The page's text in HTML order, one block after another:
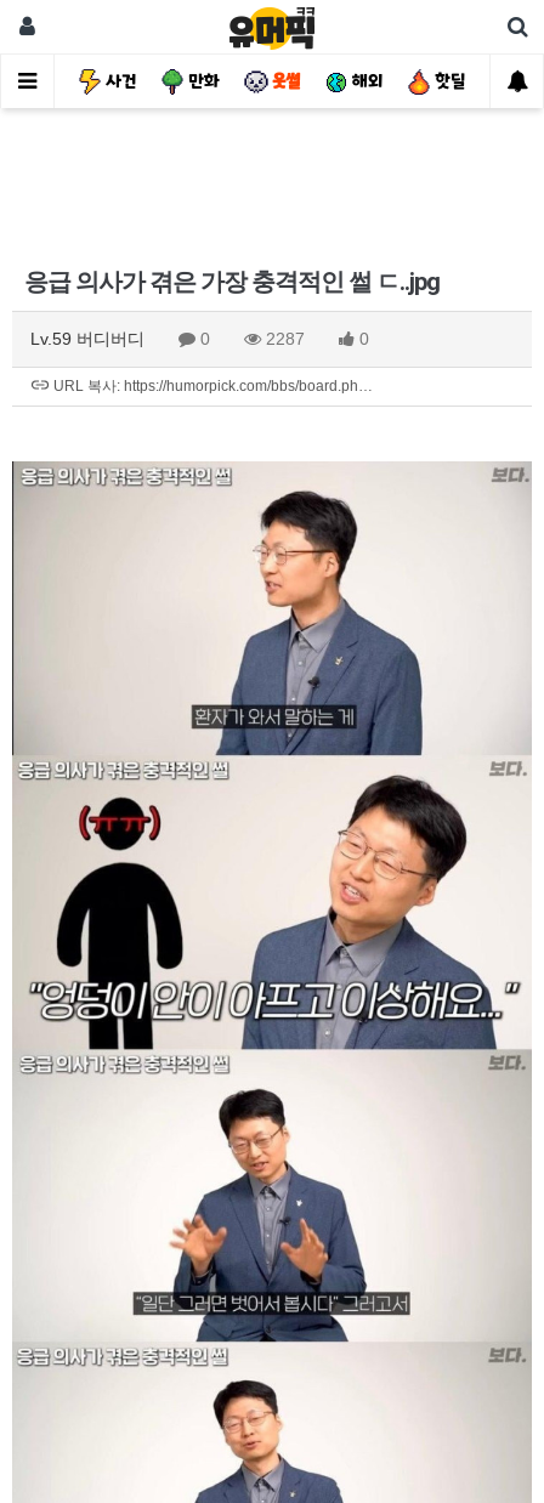
유머 사건 만화 웃썰 해외 핫딜 자
응급 의사가 겪은 가장 충격적인 썰 ㄷ..jpg
Lv.59 버디버디 0 2287 0
URL 복사: https://humorpick.com/bbs/board.ph…